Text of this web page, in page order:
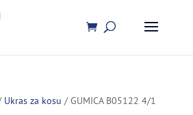
Ukras za kosu / GUMICA B05122 4/1